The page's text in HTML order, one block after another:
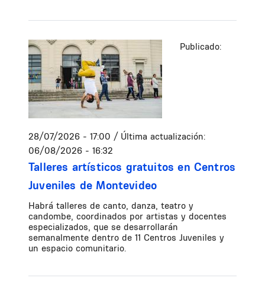
Publicado:
28/07/2026 - 17:00 / Última actualización:
06/08/2026 - 16:32
Talleres artísticos gratuitos en Centros
Juveniles de Montevideo
Habrá talleres de canto, danza, teatro y
candombe, coordinados por artistas y docentes
especializados, que se desarrollarán
semanalmente dentro de 11 Centros Juveniles y
un espacio comunitario.